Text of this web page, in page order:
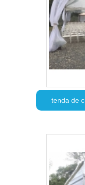
tenda de